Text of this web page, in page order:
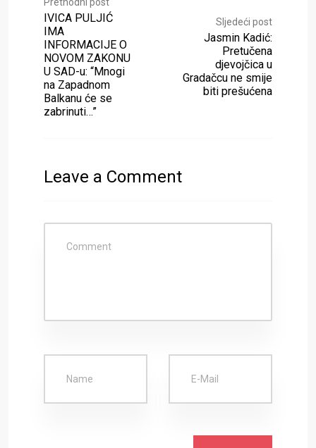
IVICA PULJIĆ
IMA
INFORMACIJE O
NOVOM ZAKONU
U SAD-u: “Mnogi
na Zapadnom
Balkanu će se
zabrinuti…”
Sljedeći post
Jasmin Kadić:
Pretučena
djevojčica u
Gradačcu ne smije
biti prešućena
Leave a Comment